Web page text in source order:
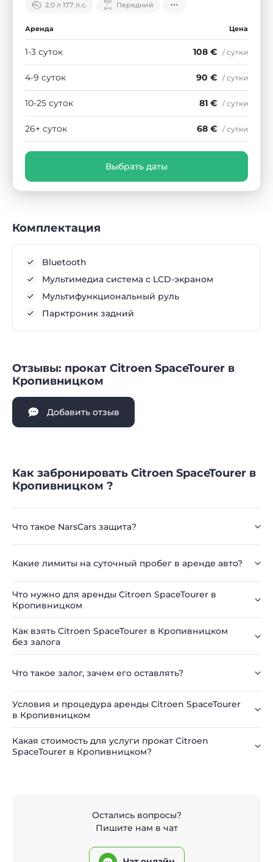
2.0 л 177 л.с. Передний
Аренда Цена
1-3 суток 108 € / сутки
4-9 суток 90 € / сутки
10-25 суток 81 € / сутки
26+ суток 68 € / сутки
Выбрать даты
Комплектация
Bluetooth
Мультимедиа система с LCD-экраном
Мультифункциональный руль
Парктроник задний
Отзывы: прокат Citroen SpaceTourer в
Кропивницком
Добавить отзыв
Как забронировать Citroen SpaceTourer в
Кропивницком ?
Что такое NarsCars защита?
Какие лимиты на суточный пробег в аренде авто?
Что нужно для аренды Citroen SpaceTourer в
Кропивницком
Как взять Citroen SpaceTourer в Кропивницком
без залога
Что такое залог, зачем его оставлять?
Условия и процедура аренды Citroen SpaceTourer
в Кропивницком
Какая стоимость для услуги прокат Citroen
SpaceTourer в Кропивницком?
Остались вопросы?
Пишите нам в чат